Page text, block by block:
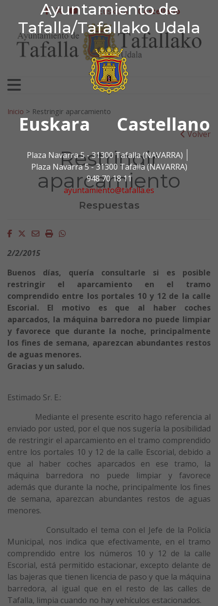
Ayuntamiento de
Tafalla/Tafallako Udala
Euskara Castellano
Plaza Navarra 5 - 31300 Tafalla (NAVARRA)
Plaza Navarra 5 - 31300 Tafalla (NAVARRA)
948 70 18 11
ayuntamiento@tafalla.es
Ir al contenido
Ayuntamiento de
facebook
twitter
youtube
Euskera Castellano
Search for:
Inicio > Restringir aparcamiento
Volver
Restringir
aparcamiento
Respuestas
Facebook
Twitter
EmailImprimirWhatsapp
2/2/2015
Buenos días, quería consultarle si es posible
restringir el aparcamiento en el tramo
comprendido entre los portales 10 y 12 de la calle
Escorial. El motivo es que al haber coches
aparcados, la máquina barredora no puede limpiar
y favorece que durante la noche, principalmente
los fines de semana, aparezcan abundantes restos
de aguas menores.
Gracias y un saludo.
Estimado Sr. E.:
Mediante el presente escrito hago referencia al
enviado por usted, por el que nos sugería la posibilidad
de restringir el aparcamiento en el tramo comprendido
entre los portales 10 y 12 de la calle Escorial, debido a
que al haber coches aparcados en ese tramo, la
máquina barredora no puede limpiar y favorece
además que durante la noche, principalmente los fines
de semana, aparezcan abundantes restos de aguas
menores.
Consultado el tema con el Jefe de la Policía
Municipal, nos indica que efectivamente, en el tramo
comprendido entre los números 10 y 12 de la calle
Escorial, está permitido estacionar, excepto delante de
las bajeras que tienen licencia de paso y que la máquina
barredora, al igual que en el resto de las calles de
Tafalla, limpia cuando no hay vehículos estacionados.